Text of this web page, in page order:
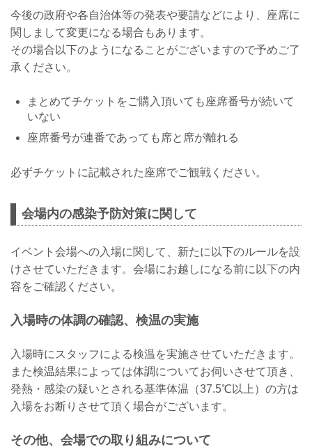
今後の政府や各自治体等の発表や要請などにより、座席に
関しまして変更になる場合もあります。
その場合以下のようになることがございますので予めご了
承ください。
まとめてチケットをご購入頂いても座席番号が続いて
いない
座席番号が連番であっても席と席が離れる
必ずチケットに記載された座席でご観戦ください。
会場内の感染予防対策に関して
イベント会場への入場に関して、新たに以下のルールを設
けさせていただきます。会場にお越しになる前に以下の内
容をご確認ください。
入場時の体調の確認、検温の実施
入場時にスタッフによる検温を実施させていただきます。
また検温結果によっては体調についてお伺いさせて頂き、
発熱・感染の疑いとされる基準体温（37.5℃以上）の方は
入場をお断りさせて頂く場合がございます。
その他、会場での取り組みについて